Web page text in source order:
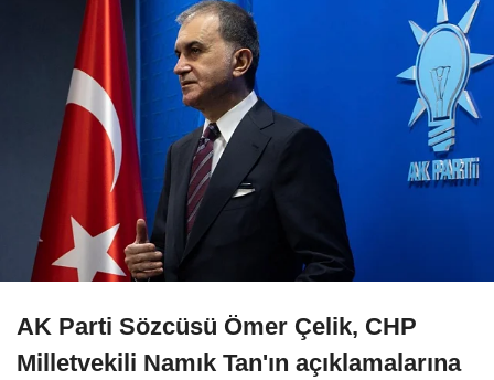
AK Parti Sözcüsü Ömer Çelik, CHP
Milletvekili Namık Tan'ın açıklamalarına